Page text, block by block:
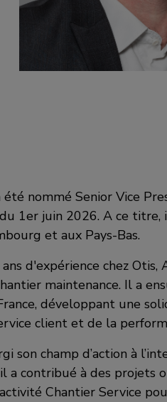
été nommé Senior Vice
1er juin 2026. A ce
et aux Pays-Bas.
d'expérience chez
maintenance. Il a
développant une
client et de la
son champ d’action à
a contribué à des projets
Chantier Service